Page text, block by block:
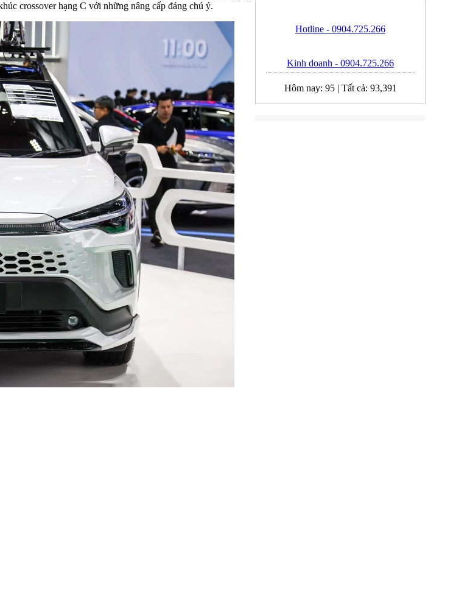
crossover hạng C với những nâng cấp đáng chú ý.
Hotline - 0904.725.266
Kinh doanh - 0904.725.266
Hôm nay: 95| Tất cả: 93,391